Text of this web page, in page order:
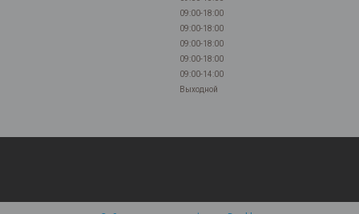
09:00-18:00
09:00-18:00
09:00-18:00
09:00-18:00
09:00-14:00
Выходной